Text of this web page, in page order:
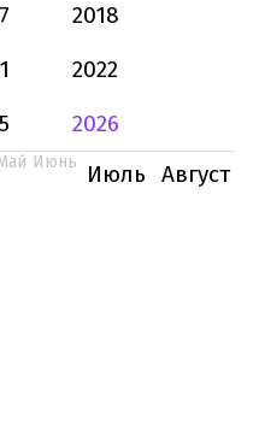
2018
2022
2026
Июнь Июль Август